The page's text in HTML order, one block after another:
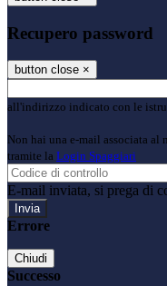
Recupero password
button close ×
all'indirizzo indicato con le
Non hai una e-mail associata al
tramite la Login Spaggiari
E-mail inviata, si prega di
Errore
Chiudi
Successo